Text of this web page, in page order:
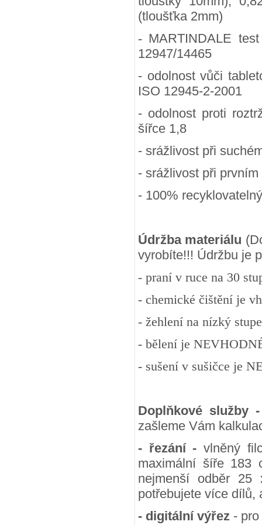
(tloušťka 2mm)
- MARTINDALE
12947/14465
- odolnost vůči
ISO 12945-2-2001
- odolnost proti
šířce 1,8
- srážlivost při
- srážlivost při
- 100% recyklovatelný
Údržba materiálu
vyrobíte!!! Údržbu je
- praní v ruce na 30
- chemické čištění je
- žehlení na nízký
- bělení je
- sušení v sušičce je
Doplňkové služby
zašleme Vám
- řezání - vlněný
maximální šíře 183
nejmenší odběr
potřebujete více dílů,
- digitální výřez -